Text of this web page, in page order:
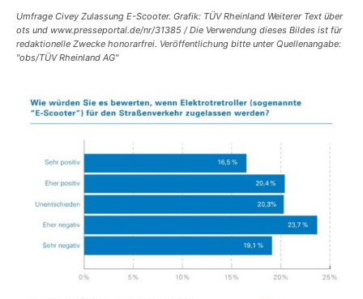
Umfrage Civey Zulassung E-Scooter. Grafik: TÜV Rheinland Weiterer Text über
ots und www.presseportal.de/nr/31385 / Die Verwendung dieses Bildes ist für
redaktionelle Zwecke honorarfrei. Veröffentlichung bitte unter Quellenangabe:
"obs/TÜV Rheinland AG"